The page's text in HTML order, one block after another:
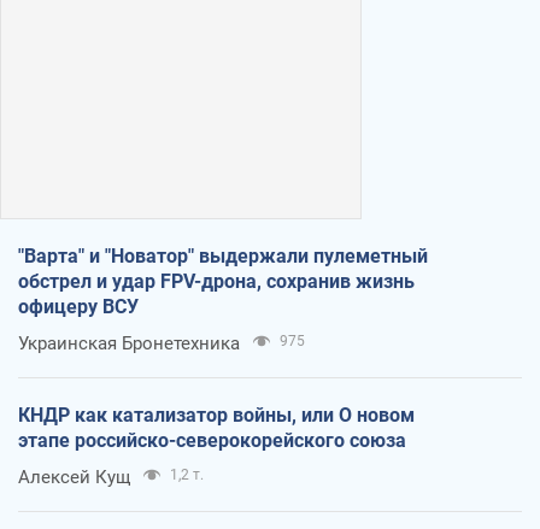
"Варта" и "Новатор" выдержали пулеметный
обстрел и удар FPV-дрона, сохранив жизнь
офицеру ВСУ
Украинская Бронетехника 975
КНДР как катализатор войны, или О новом
этапе российско-северокорейского союза
Алексей Кущ 1,2 т.